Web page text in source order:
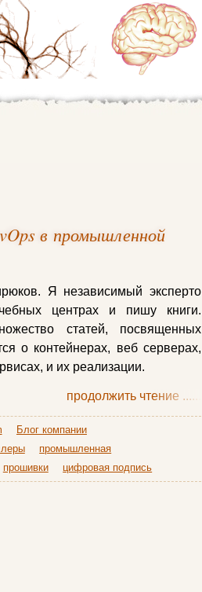
в промышленной
Я независимый эксперто
центрах и пишу книги.
статей, посвященных
о контейнерах, веб серверах,
и их реализации.
продолжить чтение ......
Блог компании
промышленная
прошивки цифровая подпись